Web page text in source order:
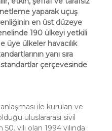
yaparak uçuş
en üst düzeye
190 ülkeyi yetkili
üye ülkeler havacılık
yanı sıra
çerçevesinde
ile kurulan ve
uluslararası sivil
yılı olan 1994 yılında